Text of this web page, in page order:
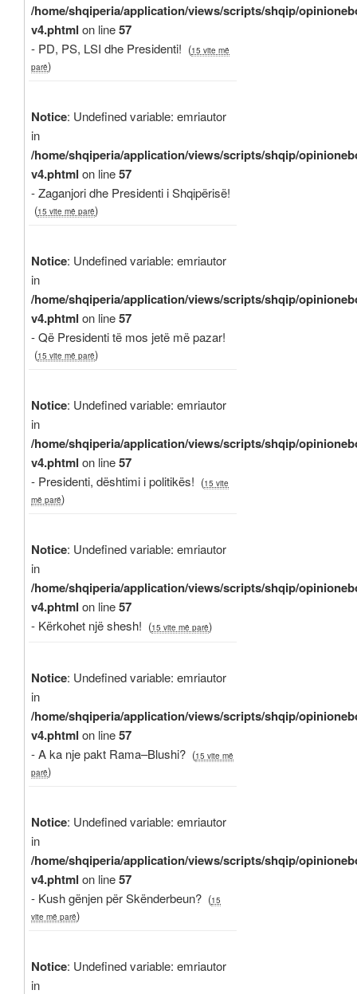
/home/shqiperia/application/views/scripts/shqip/
v4.phtml on line57
- PD, PS, LSI dhe Presidenti! (15 vite më
parë)
Notice: Undefined variable: emriautor
in
/home/shqiperia/application/views/scripts/shqip/
v4.phtml on line57
- Zaganjori dhe Presidenti i Shqipërisë!
(15 vite më parë)
Notice: Undefined variable: emriautor
in
/home/shqiperia/application/views/scripts/shqip/
v4.phtml on line57
- Që Presidenti të mos jetë më pazar!
(15 vite më parë)
Notice: Undefined variable: emriautor
in
/home/shqiperia/application/views/scripts/shqip/
v4.phtml on line57
- Presidenti, dështimi i politikës! (15 vite
më parë)
Notice: Undefined variable: emriautor
in
/home/shqiperia/application/views/scripts/shqip/
v4.phtml on line57
- Kërkohet një shesh! (15 vite më parë)
Notice: Undefined variable: emriautor
in
/home/shqiperia/application/views/scripts/shqip/
v4.phtml on line57
- A ka nje pakt Rama–Blushi? (15 vite më
parë)
Notice: Undefined variable: emriautor
in
/home/shqiperia/application/views/scripts/shqip/
v4.phtml on line57
- Kush gënjen për Skënderbeun? (15
vite më parë)
Notice: Undefined variable: emriautor
in